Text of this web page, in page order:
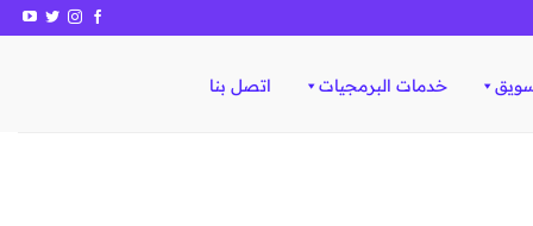
خدمات البرمجيات اتصل بنا